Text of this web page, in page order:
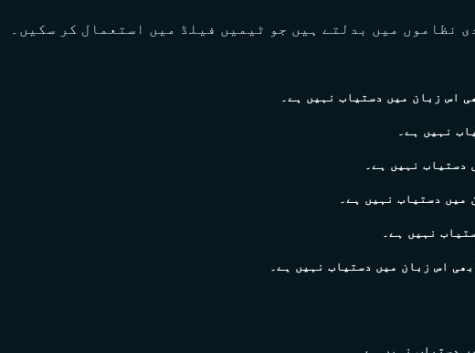
نظاموں میں بدلتے ہیں جو ٹیمیں فیلڈ میں استعمال کر سکیں۔
اس زبان میں دستیاب نہیں ہے۔
نہیں ہے۔
دستیاب نہیں ہے۔
میں دستیاب نہیں ہے۔
نہیں ہے۔
اس زبان میں دستیاب نہیں ہے۔